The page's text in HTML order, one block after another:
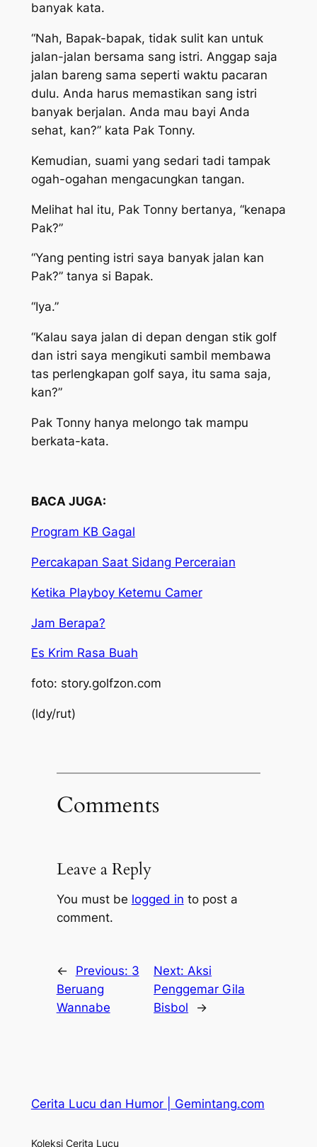
banyak kata.
“Nah, Bapak-bapak, tidak sulit kan untuk
jalan-jalan bersama sang istri. Anggap saja
jalan bareng sama seperti waktu pacaran
dulu. Anda harus memastikan sang istri
banyak berjalan. Anda mau bayi Anda
sehat, kan?” kata Pak Tonny.
Kemudian, suami yang sedari tadi tampak
ogah-ogahan mengacungkan tangan.
Melihat hal itu, Pak Tonny bertanya, “kenapa
Pak?”
“Yang penting istri saya banyak jalan kan
Pak?” tanya si Bapak.
“Iya.”
“Kalau saya jalan di depan dengan stik golf
dan istri saya mengikuti sambil membawa
tas perlengkapan golf saya, itu sama saja,
kan?”
Pak Tonny hanya melongo tak mampu
berkata-kata.
BACA JUGA:
Program KB Gagal
Percakapan Saat Sidang Perceraian
Ketika Playboy Ketemu Camer
Jam Berapa?
Es Krim Rasa Buah
foto: story.golfzon.com
(ldy/rut)
Comments
Leave a Reply
You must be logged in to post a
comment.
← Previous: 3
Beruang
Wannabe
Next: Aksi
Penggemar Gila
Bisbol
→
Cerita Lucu dan Humor | Gemintang.com
Koleksi Cerita Lucu